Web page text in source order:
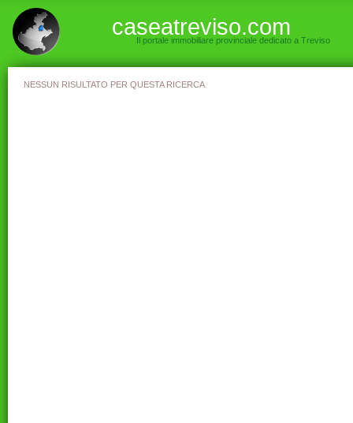
caseatreviso.com
Il portale immobiliare provinciale dedicato a Treviso
NESSUN RISULTATO PER QUESTA RICERCA